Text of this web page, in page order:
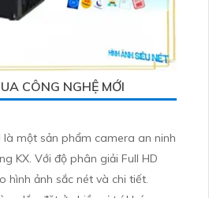
CÔNG NGHỆ MỚI
là một sản phẩm camera an ninh
Full HD
hình ảnh sắc nét và chi tiết.